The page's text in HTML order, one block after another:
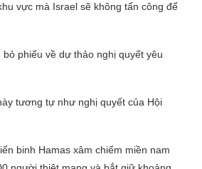
vực mà Israel sẽ không tấn công để
phiếu về dự thảo nghị quyết yêu
tương tự như nghị quyết của Hội
binh Hamas xâm chiếm miền nam